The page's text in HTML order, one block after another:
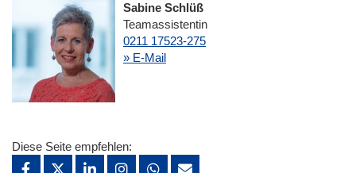
Sabine Schlüß
Teamassistentin
0211 17523-275
» E-Mail
Diese Seite empfehlen: